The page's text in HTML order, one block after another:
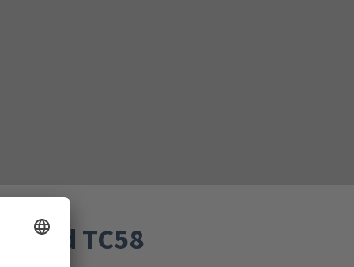
und TC58